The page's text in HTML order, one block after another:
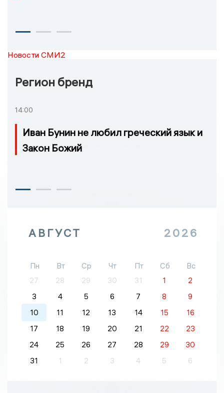
Новости СМИ2
Регион бренд
14:00
Иван Бунин не любил греческий язык и
Закон Божий
АВГУСТ 2026
Пн Вт Ср Чт Пт Сб
Вс
27
28 29 30 31 1
2
3
4 5 6 7 8
9
10
11 12 13 14 15
16
17
18 19 20 21 22
23
24
25 26 27 28 29
30
31
1 2 3 4 5 6